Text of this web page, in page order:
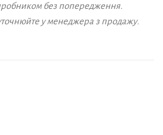
без попередження.
у менеджера з продажу.